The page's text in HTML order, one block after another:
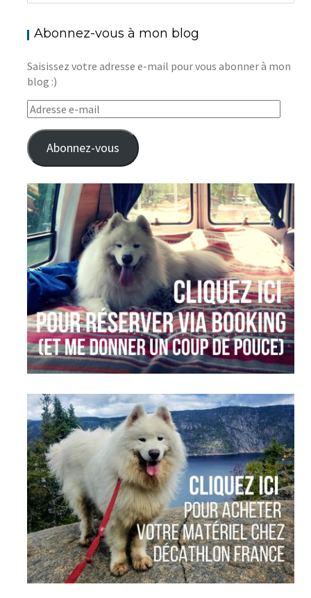
Abonnez-vous à mon blog
Saisissez votre adresse e-mail pour vous abonner à mon
blog :)
Adresse
e-
mail
Abonnez-vous